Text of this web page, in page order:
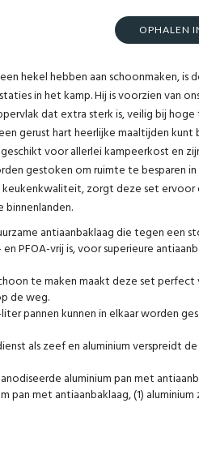
OPHALEN
hekel hebben aan schoonmaken, is
in het kamp. Hij is voorzien van
dat extra sterk is, veilig bij
gerust hart heerlijke maaltijden kunt
geschikt voor allerlei kampeerkost en
gestoken om ruimte te besparen in
zorgt deze set ervoor
binnenlanden.
antiaanbaklaag die tegen een
PFOA-vrij is, voor superieure
te maken maakt deze set
de weg.
liter pannen kunnen in elkaar worden
als zeef en aluminium verspreidt
aluminium pan met
pan met antiaanbaklaag, (1) aluminium